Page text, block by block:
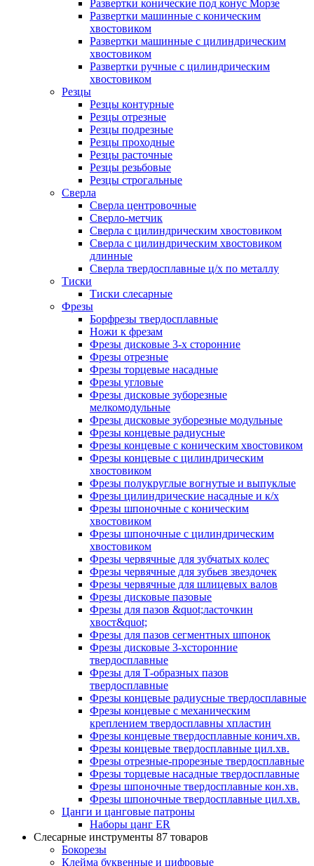
Развертки конические под конус Морзе
Развертки машинные с коническим
хвостовиком
Развертки машинные с цилиндрическим
хвостовиком
Развертки ручные с цилиндрическим
хвостовиком
Резцы
Резцы контурные
Резцы отрезные
Резцы подрезные
Резцы проходные
Резцы расточные
Резцы резьбовые
Резцы строгальные
Сверла
Сверла центровочные
Сверло-метчик
Сверла с цилиндрическим хвостовиком
Сверла с цилиндрическим хвостовиком
длинные
Сверла твердосплавные ц/х по металлу
Тиски
Тиски слесарные
Фрезы
Борфрезы твердосплавные
Ножи к фрезам
Фрезы дисковые 3-х сторонние
Фрезы отрезные
Фрезы торцевые насадные
Фрезы угловые
Фрезы дисковые зуборезные
мелкомодульные
Фрезы дисковые зуборезные модульные
Фрезы концевые радиусные
Фрезы концевые с коническим хвостовиком
Фрезы концевые с цилиндрическим
хвостовиком
Фрезы полукруглые вогнутые и выпуклые
Фрезы цилиндрические насадные и к/х
Фрезы шпоночные с коническим
хвостовиком
Фрезы шпоночные с цилиндрическим
хвостовиком
Фрезы червячные для зубчатых колес
Фрезы червячные для зубьев звездочек
Фрезы червячные для шлицевых валов
Фрезы дисковые пазовые
Фрезы для пазов &quot;ласточкин
хвост&quot;
Фрезы для пазов сегментных шпонок
Фрезы дисковые 3-хсторонние
твердосплавные
Фрезы для Т-образных пазов
твердосплавные
Фрезы концевые радиусные твердосплавные
Фрезы концевые с механическим
креплением твердосплавны хпластин
Фрезы концевые твердосплавные конич.хв.
Фрезы концевые твердосплавные цил.хв.
Фрезы отрезные-прорезные твердосплавные
Фрезы торцевые насадные твердосплавные
Фрезы шпоночные твердосплавные кон.хв.
Фрезы шпоночные твердосплавные цил.хв.
Цанги и цанговые патроны
Наборы цанг ER
Слесарные инструменты 87 товаров
Бокорезы
Клейма буквенные и цифровые